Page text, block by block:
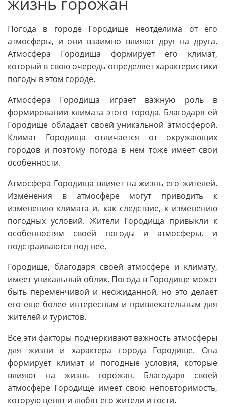
Погода в городе Городище неотделима от его
атмосферы, и они взаимно влияют друг на друга.
Атмосфера Городища формирует его климат,
который в свою очередь определяет характеристики
погоды в этом городе.
Атмосфера Городища играет важную роль в
формировании климата этого города. Благодаря ей
Городище обладает своей уникальной атмосферой.
Климат Городища отличается от окружающих
городов и поэтому погода в нем тоже имеет свои
особенности.
Атмосфера Городища влияет на жизнь его жителей.
Изменения в атмосфере могут приводить к
изменению климата и, как следствие, к изменению
погодных условий. Жители Городища привыкли к
особенностям своей погоды и атмосферы, и
подстраиваются под нее.
Городище, благодаря своей атмосфере и климату,
имеет уникальный облик. Погода в Городище может
быть переменчивой и неожиданной, но это делает
его еще более интересным и привлекательным для
жителей и туристов.
Все эти факторы подчеркивают важность атмосферы
для жизни и характера города Городище. Она
формирует климат и погодные условия, которые
влияют на жизнь горожан. Благодаря своей
атмосфере Городище имеет свою неповторимость,
которую ценят и любят его жители и гости.